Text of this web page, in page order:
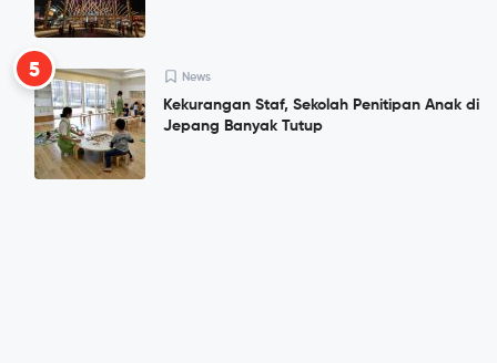
5 News
Kekurangan Staf, Sekolah Penitipan Anak di
Jepang Banyak Tutup